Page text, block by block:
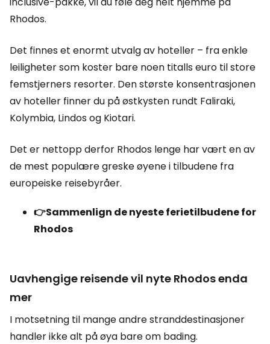
Rhodos.
Det finnes et enormt utvalg av hoteller – fra enkle
leiligheter som koster bare noen titalls euro til store
femstjerners resorter. Den største konsentrasjonen
av hoteller finner du på østkysten rundt Faliraki,
Kolymbia, Lindos og Kiotari.
Det er nettopp derfor Rhodos lenge har vært en av
de mest populære greske øyene i tilbudene fra
europeiske reisebyråer.
👉Sammenlign de nyeste ferietilbudene for
Rhodos
Uavhengige reisende vil nyte Rhodos enda
mer
I motsetning til mange andre stranddestinasjoner
handler ikke alt på øya bare om bading.